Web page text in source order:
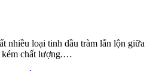
nhiều loại tinh dầu tràm lẫn lộn giữa
kém chất lượng.…